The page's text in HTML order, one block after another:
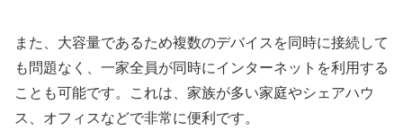
また、大容量であるため複数のデバイスを同時に接続して
も問題なく、一家全員が同時にインターネットを利用する
ことも可能です。これは、家族が多い家庭やシェアハウ
ス、オフィスなどで非常に便利です。